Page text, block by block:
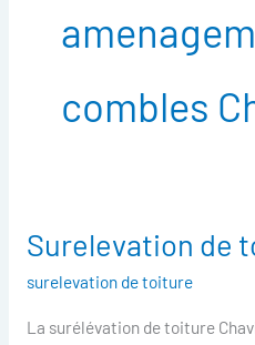
combles
Surelevation de
surelevation de toiture
La surélévation de toiture
Surelevation
Chavigny